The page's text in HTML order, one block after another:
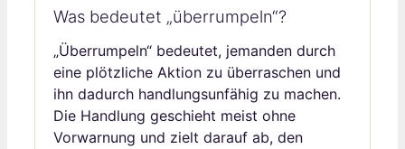
Was bedeutet „überrumpeln“?
„Überrumpeln“ bedeutet, jemanden durch
eine plötzliche Aktion zu überraschen und
ihn dadurch handlungsunfähig zu machen.
Die Handlung geschieht meist ohne
Vorwarnung und zielt darauf ab, den